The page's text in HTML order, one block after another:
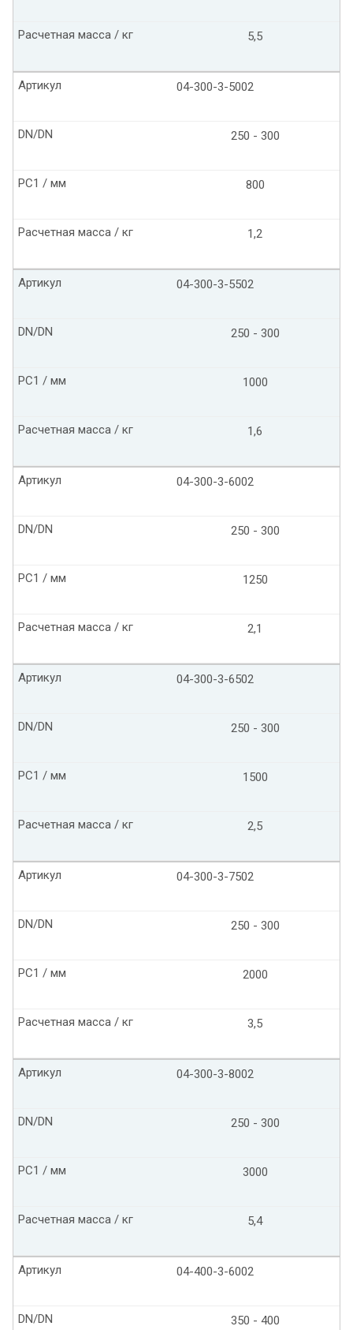
5,5
Расчетная масса / кг
04-300-3-5002
Артикул
250 - 300
DN/DN
800
PC1 / мм
1,2
Расчетная масса / кг
04-300-3-5502
Артикул
250 - 300
DN/DN
1000
PC1 / мм
1,6
Расчетная масса / кг
04-300-3-6002
Артикул
250 - 300
DN/DN
1250
PC1 / мм
2,1
Расчетная масса / кг
04-300-3-6502
Артикул
250 - 300
DN/DN
1500
PC1 / мм
2,5
Расчетная масса / кг
04-300-3-7502
Артикул
250 - 300
DN/DN
2000
PC1 / мм
3,5
Расчетная масса / кг
04-300-3-8002
Артикул
250 - 300
DN/DN
3000
PC1 / мм
5,4
Расчетная масса / кг
04-400-3-6002
Артикул
350 - 400
DN/DN